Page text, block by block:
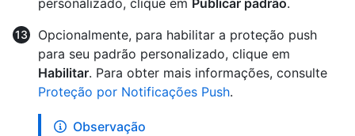
personalizado, clique em Publicar padrão.
Opcionalmente, para habilitar a proteção push
para seu padrão personalizado, clique em
Habilitar. Para obter mais informações, consulte
Proteção por Notificações Push.
Observação